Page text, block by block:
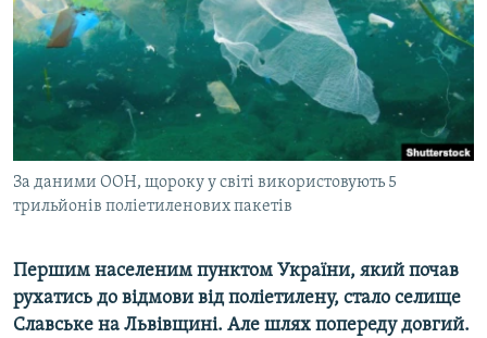
ДЕПОРТАЦІЯ
ВІДЕОУРОКИ «ELIFBE»
СВІДЧЕННЯ ОКУПАЦІЇ
УКРАЇНСЬКА ПРОБЛЕМА КРИМУ
ІНФОГРАФІКА
ЯК ОБІЙТИ БЛОКУВАННЯ
Русский
Qırımtatar
ДОЛУЧАЙСЯ!
Усі сайти RFE/RL
За даними ООН, щороку у світі використовують 5
трильйонів поліетиленових пакетів
Першим населеним пунктом України, який почав
рухатись до відмови від поліетилену, стало селище
Славське на Львівщині. Але шлях попереду довгий.